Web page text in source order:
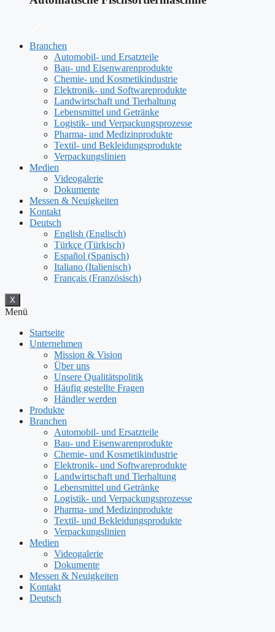
Branchen
Automobil- und Ersatzteile
Bau- und Eisenwarenprodukte
Chemie- und Kosmetikindustrie
Elektronik- und Softwareprodukte
Landwirtschaft und Tierhaltung
Lebensmittel und Getränke
Logistik- und Verpackungsprozesse
Pharma- und Medizinprodukte
Textil- und Bekleidungsprodukte
Verpackungslinien
Medien
Videogalerie
Dokumente
Messen & Neuigkeiten
Kontakt
Deutsch
English (Englisch)
Türkçe (Türkisch)
Español (Spanisch)
Italiano (Italienisch)
Français (Französisch)
X
Menü
Startseite
Unternehmen
Mission & Vision
Über uns
Unsere Qualitätspolitik
Häufig gestellte Fragen
Händler werden
Produkte
Branchen
Automobil- und Ersatzteile
Bau- und Eisenwarenprodukte
Chemie- und Kosmetikindustrie
Elektronik- und Softwareprodukte
Landwirtschaft und Tierhaltung
Lebensmittel und Getränke
Logistik- und Verpackungsprozesse
Pharma- und Medizinprodukte
Textil- und Bekleidungsprodukte
Verpackungslinien
Medien
Videogalerie
Dokumente
Messen & Neuigkeiten
Kontakt
Deutsch